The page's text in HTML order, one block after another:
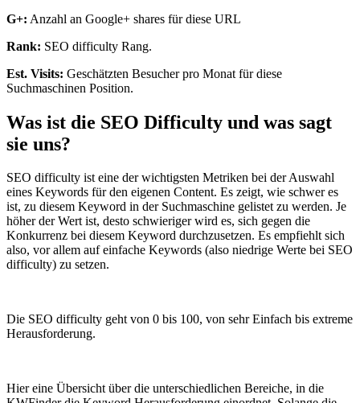
G+: Anzahl an Google+ shares für diese URL
Rank: SEO difficulty Rang.
Est. Visits: Geschätzten Besucher pro Monat für diese
Suchmaschinen Position.
Was ist die SEO Difficulty und was sagt
sie uns?
SEO difficulty ist eine der wichtigsten Metriken bei der Auswahl
eines Keywords für den eigenen Content. Es zeigt, wie schwer es
ist, zu diesem Keyword in der Suchmaschine gelistet zu werden. Je
höher der Wert ist, desto schwieriger wird es, sich gegen die
Konkurrenz bei diesem Keyword durchzusetzen. Es empfiehlt sich
also, vor allem auf einfache Keywords (also niedrige Werte bei SEO
difficulty) zu setzen.
Die SEO difficulty geht von 0 bis 100, von sehr Einfach bis extreme
Herausforderung.
Hier eine Übersicht über die unterschiedlichen Bereiche, in die